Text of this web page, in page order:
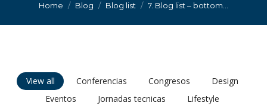
You are here:
Home Blog Blog list 7. Blog list – bottom…
View all Conferencias Congresos
Design
Eventos
Jornadas tecnicas
Lifestyle